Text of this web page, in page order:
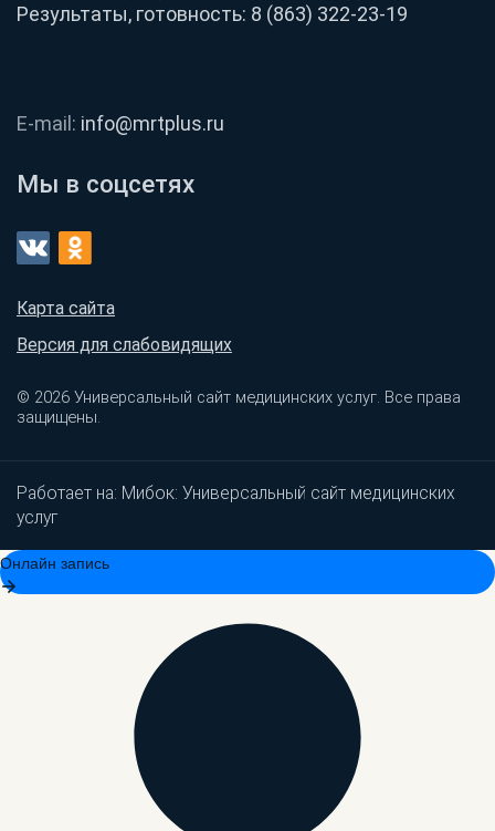
Результаты, готовность: 8 (863) 322-23-19
E-mail: info@mrtplus.ru
Мы в соцсетях
Карта сайта
Версия для слабовидящих
© 2026 Универсальный сайт медицинских услуг. Все права
защищены.
Работает на: Мибок: Универсальный сайт медицинских
услуг